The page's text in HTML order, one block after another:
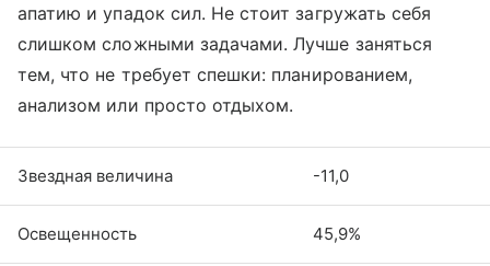
апатию и упадок сил. Не стоит загружать себя
слишком сложными задачами. Лучше заняться
тем, что не требует спешки: планированием,
анализом или просто отдыхом.
Звездная величина -11,0
Освещенность 45,9%